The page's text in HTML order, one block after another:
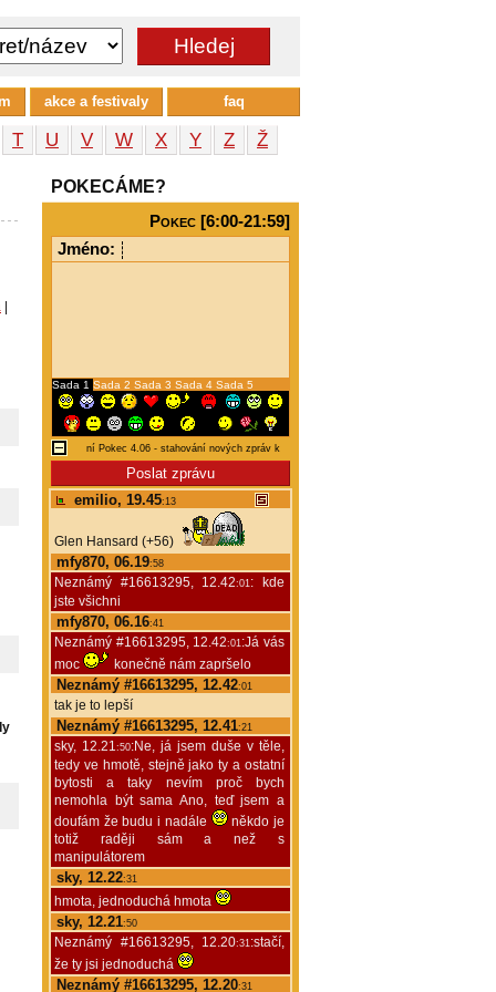
T U V W X Y Z
Ž
POKECÁME?
Pokec [6:00-21:59]
Jméno:
Sada 1 Sada 2 Sada 3 Sada 4 Sada 5
emilio, 19.45:13
Glen Hansard (+56)
mfy870, 06.19:58
Neznámý #16613295, 12.42:01: kde
jste všichni
mfy870, 06.16:41
Neznámý #16613295, 12.42:01:Já vás
moc
konečně nám zapršelo
Neznámý #16613295, 12.42:01
tak je to lepší
Neznámý #16613295, 12.41:21
sky, 12.21:50:Ne, já jsem duše v těle,
tedy ve hmotě, stejně jako ty a ostatní
bytosti a taky nevím proč bych
nemohla být sama Ano, teď jsem a
doufám že budu i nadále
někdo je
totiž raději sám a než s
manipulátorem
sky, 12.22:31
hmota, jednoduchá hmota
sky, 12.21:50
Neznámý #16613295, 12.20:31:stačí,
že ty jsi jednoduchá
Neznámý #16613295, 12.20:31
akce a festivaly faq